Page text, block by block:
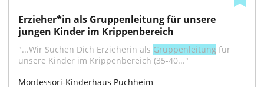
Erzieher*in als Gruppenleitung für unsere
jungen Kinder im Krippenbereich
"...Wir Suchen Dich Erzieherin als Gruppenleitung für
unsere Kinder im Krippenbereich (35-40..."
Montessori-Kinderhaus Puchheim